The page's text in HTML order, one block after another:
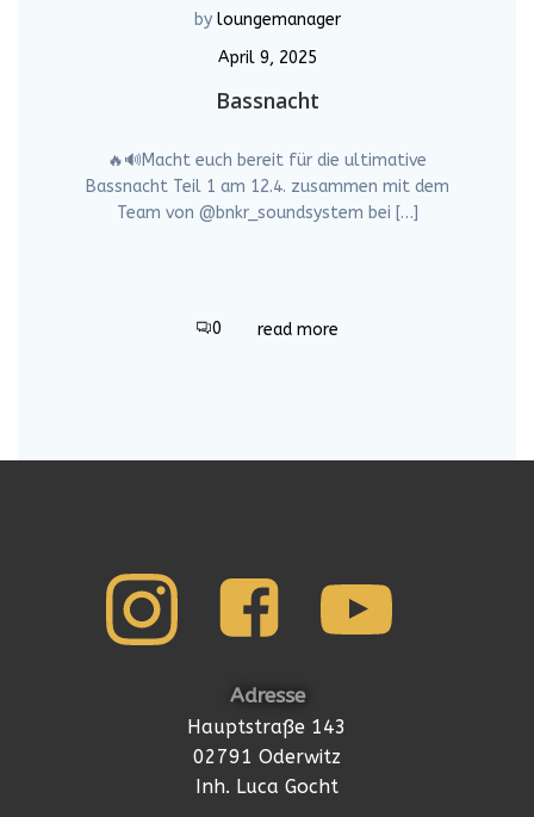
by loungemanager
April 9, 2025
Bassnacht
🔥🔊Macht euch bereit für die ultimative
Bassnacht Teil 1 am 12.4. zusammen mit dem
Team von @bnkr_soundsystem bei […]
0 read more
Adresse
Hauptstraße 143
02791 Oderwitz
Inh. Luca Gocht